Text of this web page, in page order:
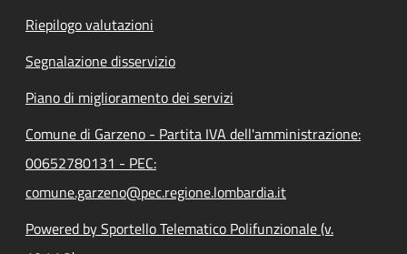
Riepilogo valutazioni
Segnalazione disservizio
Piano di miglioramento dei servizi
Comune di Garzeno - Partita IVA dell'amministrazione:
00652780131 - PEC:
comune.garzeno@pec.regione.lombardia.it
Powered by Sportello Telematico Polifunzionale (v.